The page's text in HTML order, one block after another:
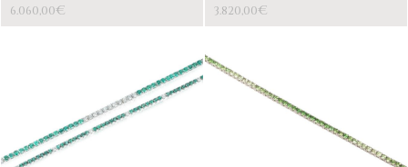
6.060,00€ 3.820,00€